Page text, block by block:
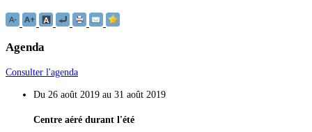
Agenda
Consulter l'agenda
Du 26 août 2019 au 31 août 2019
Centre aéré durant l'été